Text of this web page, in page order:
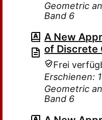
Geometric
Band 6
A New
of Discrete
Frei
Erschienen:
Geometric
Band 6